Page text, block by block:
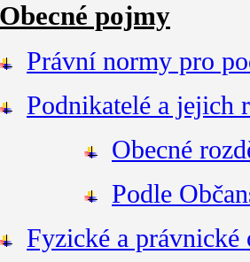
Obecné pojmy
Právní normy pro
Podnikatelé a jejich
Obecné
Podle
Fyzické a právnické